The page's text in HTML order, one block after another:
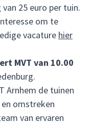
25 euro per tuin.
om te
vacature hier
MVT van 10.00
Arnhem de tuinen
omstreken
van ervaren